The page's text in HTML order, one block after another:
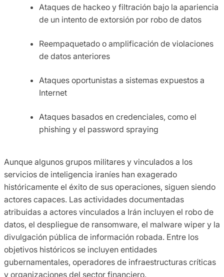
Ataques de hackeo y filtración bajo la apariencia
de un intento de extorsión por robo de datos
Reempaquetado o amplificación de violaciones
de datos anteriores
Ataques oportunistas a sistemas expuestos a
Internet
Ataques basados en credenciales, como el
phishing y el password spraying
Aunque algunos grupos militares y vinculados a los
servicios de inteligencia iraníes han exagerado
históricamente el éxito de sus operaciones, siguen siendo
actores capaces. Las actividades documentadas
atribuidas a actores vinculados a Irán incluyen el robo de
datos, el despliegue de ransomware, el malware wiper y la
divulgación pública de información robada. Entre los
objetivos históricos se incluyen entidades
gubernamentales, operadores de infraestructuras críticas
y organizaciones del sector financiero.